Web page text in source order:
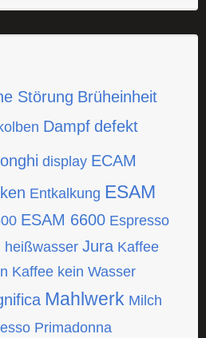
Störung Brüheinheit
Dampf defekt
display ECAM
Entkalkung ESAM
ESAM 6600 Espresso
heißwasser Jura Kaffee
Kaffee kein Wasser
Mahlwerk Milch
Primadonna